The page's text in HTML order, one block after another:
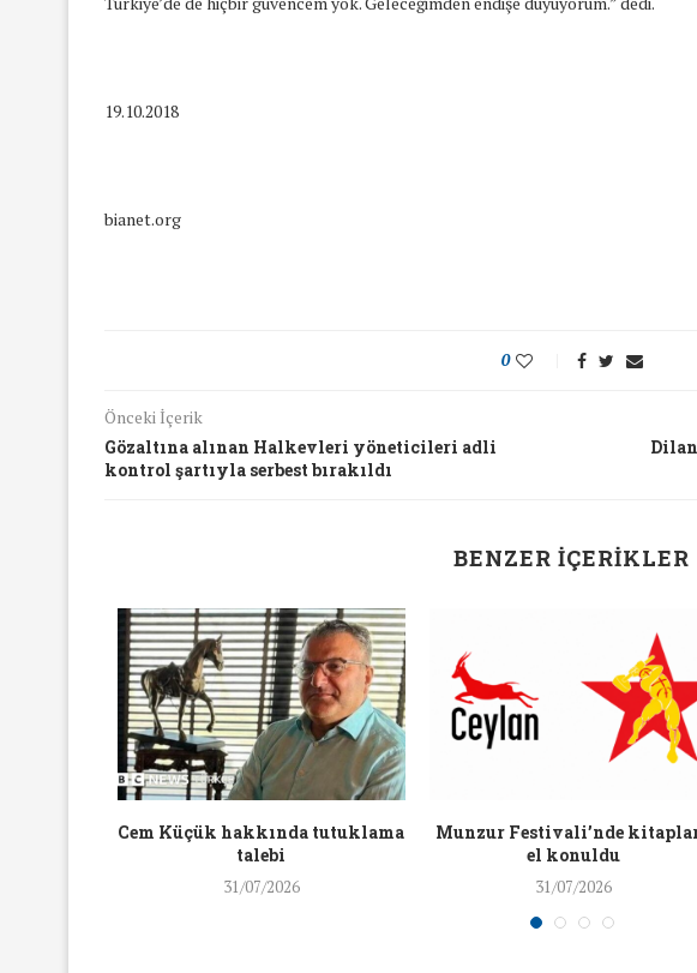
19.10.2018
bianet.org
0
Önceki İçerik
Gözaltına alınan Halkevleri yöneticileri adli
kontrol şartıyla serbest bırakıldı
BENZER İÇERIKLER
Cem Küçük hakkında tutuklama
talebi
31/07/2026
Munzur Festivali’nde
el konuldu
31/07/2026
Konuştuk
16/Nis/2018 19/Mar/2018